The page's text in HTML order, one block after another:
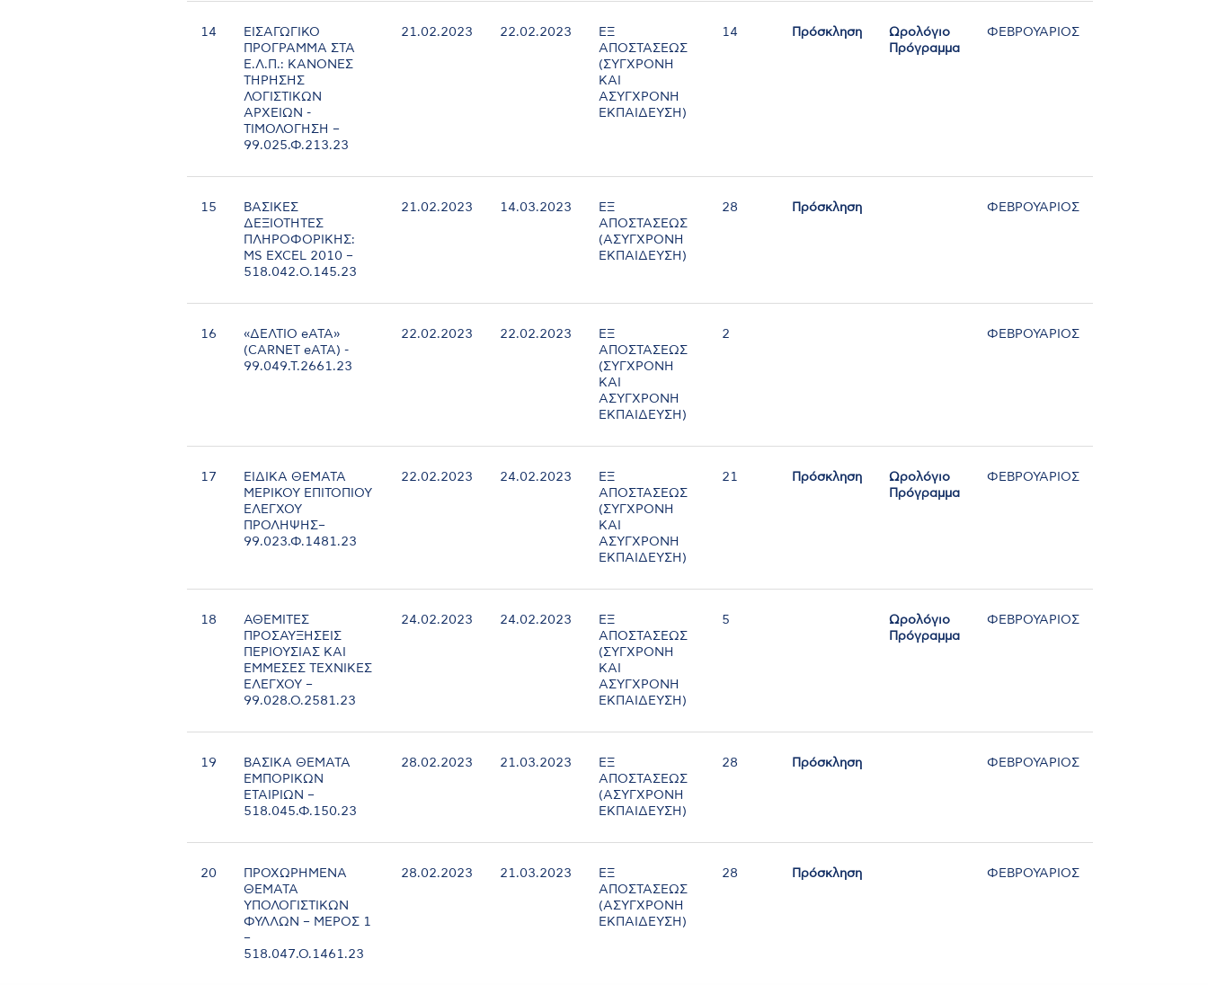
14
ΕΙΣΑΓΩΓΙΚΟ
ΠΡΟΓΡΑΜΜΑ ΣΤΑ
Ε.Λ.Π.: ΚΑΝΟΝΕΣ
ΤΗΡΗΣΗΣ
ΛΟΓΙΣΤΙΚΩΝ
ΑΡΧΕΙΩΝ -
ΤΙΜΟΛΟΓΗΣΗ –
99.025.Φ.213.23
21.02.2023 22.02.2023
ΕΞ
ΑΠΟΣΤΑΣΕΩΣ
(ΣΥΓΧΡΟΝΗ
ΚΑΙ
ΑΣΥΓΧΡΟΝΗ
ΕΚΠΑΙΔΕΥΣΗ)
14 Πρόσκληση
Ωρολόγιο
Πρόγραμμα
ΦΕΒΡΟΥΑΡΙΟΣ
15
ΒΑΣΙΚΕΣ
ΔΕΞΙΟΤΗΤΕΣ
ΠΛΗΡΟΦΟΡΙΚΗΣ:
MS EXCEL 2010 –
518.042.Ο.145.23
21.02.2023 14.03.2023
ΕΞ
ΑΠΟΣΤΑΣΕΩΣ
(ΑΣΥΓΧΡΟΝΗ
ΕΚΠΑΙΔΕΥΣΗ)
28 Πρόσκληση ΦΕΒΡΟΥΑΡΙΟΣ
16
«ΔΕΛΤΙΟ eΑΤΑ»
(CARNET eATA) -
99.049.Τ.2661.23
22.02.2023 22.02.2023
ΕΞ
ΑΠΟΣΤΑΣΕΩΣ
(ΣΥΓΧΡΟΝΗ
ΚΑΙ
ΑΣΥΓΧΡΟΝΗ
ΕΚΠΑΙΔΕΥΣΗ)
2 ΦΕΒΡΟΥΑΡΙΟΣ
17
ΕΙΔΙΚΑ ΘΕΜΑΤΑ
ΜΕΡΙΚΟΥ ΕΠΙΤΟΠΙΟΥ
ΕΛΕΓΧΟΥ
ΠΡΟΛΗΨΗΣ–
99.023.Φ.1481.23
22.02.2023 24.02.2023
ΕΞ
ΑΠΟΣΤΑΣΕΩΣ
(ΣΥΓΧΡΟΝΗ
ΚΑΙ
ΑΣΥΓΧΡΟΝΗ
ΕΚΠΑΙΔΕΥΣΗ)
21 Πρόσκληση
Ωρολόγιο
Πρόγραμμα
ΦΕΒΡΟΥΑΡΙΟΣ
18
ΑΘΕΜΙΤΕΣ
ΠΡΟΣΑΥΞΗΣΕΙΣ
ΠΕΡΙΟΥΣΙΑΣ ΚΑΙ
ΕΜΜΕΣΕΣ ΤΕΧΝΙΚΕΣ
ΕΛΕΓΧΟΥ –
99.028.Ο.2581.23
24.02.2023 24.02.2023
ΕΞ
ΑΠΟΣΤΑΣΕΩΣ
(ΣΥΓΧΡΟΝΗ
ΚΑΙ
ΑΣΥΓΧΡΟΝΗ
ΕΚΠΑΙΔΕΥΣΗ)
5
Ωρολόγιο
Πρόγραμμα
ΦΕΒΡΟΥΑΡΙΟΣ
19
ΒΑΣΙΚΑ ΘΕΜΑΤΑ
ΕΜΠΟΡΙΚΩΝ
ΕΤΑΙΡΙΩΝ –
518.045.Φ.150.23
28.02.2023 21.03.2023
ΕΞ
ΑΠΟΣΤΑΣΕΩΣ
(ΑΣΥΓΧΡΟΝΗ
ΕΚΠΑΙΔΕΥΣΗ)
28 Πρόσκληση ΦΕΒΡΟΥΑΡΙΟΣ
20
ΠΡΟΧΩΡΗΜΕΝΑ
ΘΕΜΑΤΑ
ΥΠΟΛΟΓΙΣΤΙΚΩΝ
ΦΥΛΛΩΝ – ΜΕΡΟΣ 1
–
518.047.Ο.1461.23
28.02.2023 21.03.2023
ΕΞ
ΑΠΟΣΤΑΣΕΩΣ
(ΑΣΥΓΧΡΟΝΗ
ΕΚΠΑΙΔΕΥΣΗ)
28 Πρόσκληση ΦΕΒΡΟΥΑΡΙΟΣ